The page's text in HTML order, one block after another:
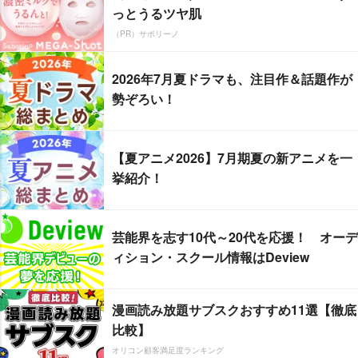
っとうるツヤ肌
（PR）サボリーノ
2026年7月夏ドラマも、注目作＆話題作が
勢ぞろい！
【夏アニメ2026】7月期夏の新アニメを一
挙紹介！
芸能界を志す10代～20代を応援！ オーデ
ィション・スクール情報はDeview
漫画読み放題サブスクおすすめ11選【徹底
比較】
オリコン顧客満足度ランキング